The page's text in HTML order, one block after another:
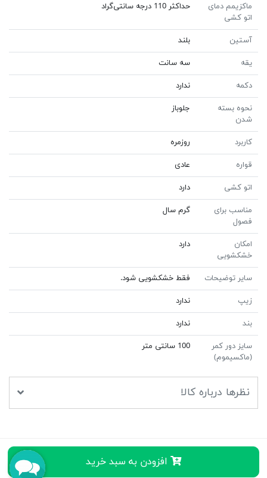
افزودن به سبد خرید
ماکزیمم دمای
اتو کشی
حداکثر 110 درجه سانتی‌گراد
آستین بلند
یقه سه سانت
دکمه ندارد
نحوه بسته
شدن
جلوباز
کاربرد روزمره
قواره عادی
اتو کشی دارد
مناسب برای
فصول
گرم سال
امکان
خشکشویی
دارد
سایر توضیحات فقط خشکشویی شود.
زیپ ندارد
بند ندارد
سایز دور کمر
(ماکسیموم)
100 سانتی متر
نظرها درباره کالا